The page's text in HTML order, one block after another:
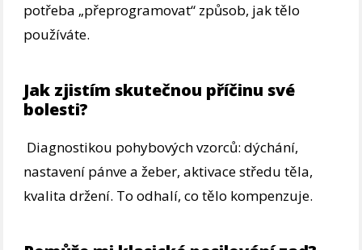
potřeba „přeprogramovat“ způsob, jak tělo
používáte.
Jak zjistím skutečnou příčinu své
bolesti?
Diagnostikou pohybových vzorců: dýchání,
nastavení pánve a žeber, aktivace středu těla,
kvalita držení. To odhalí, co tělo kompenzuje.